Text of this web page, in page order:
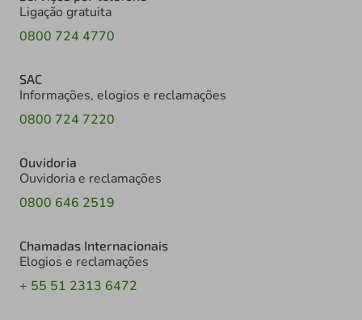
Ligação gratuita
0800 724 4770
SAC
Informações, elogios e reclamações
0800 724 7220
Ouvidoria
Ouvidoria e reclamações
0800 646 2519
Chamadas Internacionais
Elogios e reclamações
+ 55 51 2313 6472